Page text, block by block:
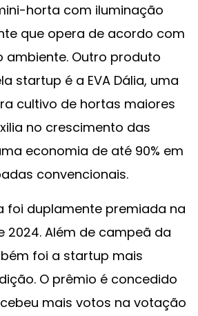
horta com iluminação
que opera de acordo com
ambiente. Outro produto
startup é a EVA Dália, uma
cultivo de hortas maiores
no crescimento das
economia de até 90% em
convencionais.
foi duplamente premiada na
2024. Além de campeã da
foi a startup mais
O prêmio é concedido
mais votos na votação